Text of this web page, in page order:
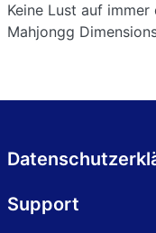
Keine Lust auf
Mahjongg
Support